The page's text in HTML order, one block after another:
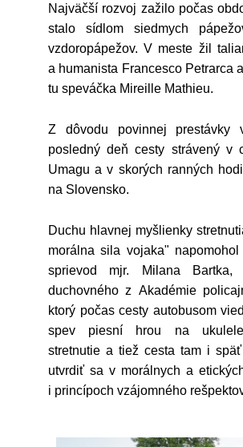
Najväčší rozvoj zažilo počas
stalo sídlom siedmych
vzdoropápežov. V meste žil
a humanista Francesco Petrarca
tu speváčka Mireille Mathieu.
Z dôvodu povinnej prestávky
posledný deň cesty strávený v
Umagu a v skorých ranných
na Slovensko.
Duchu hlavnej myšlienky
morálna sila vojaka"
sprievod mjr. Milana Bartka,
duchovného z Akadémie
ktorý počas cesty autobusom
spev piesní hrou na
stretnutie a tiež cesta tam i
utvrdiť sa v morálnych a
i princípoch vzájomného